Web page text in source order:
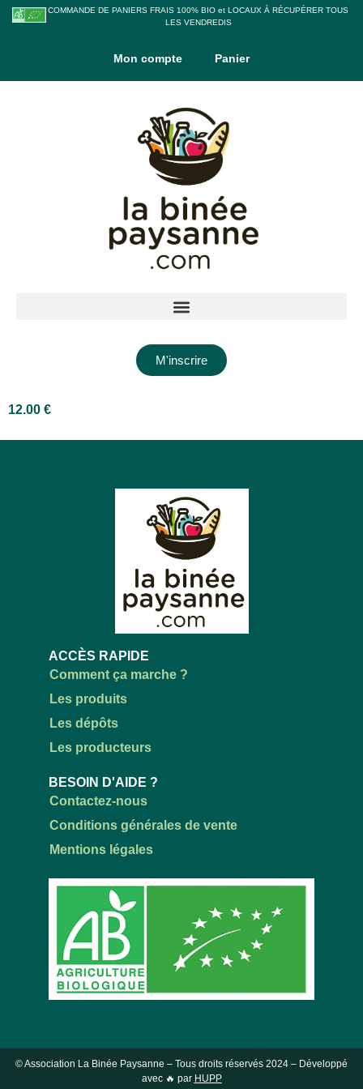
COMMANDE DE PANIERS FRAIS 100% BIO et LOCAUX À RÉCUPÉRER TOUS
LES VENDREDIS
Mon compte Panier
M'inscrire
12.00 €
ACCÈS RAPIDE
Comment ça marche ?
Les produits
Les dépôts
Les producteurs
BESOIN D'AIDE ?
Contactez-nous
Conditions générales de vente
Mentions légales
© Association La Binée Paysanne – Tous droits réservés 2024 – Développé
avec 🔥 par HUPP